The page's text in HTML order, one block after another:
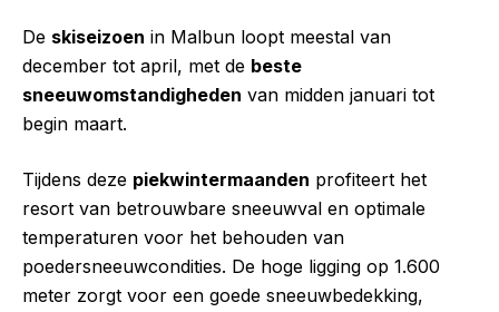
De skiseizoen in Malbun loopt meestal van
december tot april, met de beste
sneeuwomstandigheden van midden januari tot
begin maart.
Tijdens deze piekwintermaanden profiteert het
resort van betrouwbare sneeuwval en optimale
temperaturen voor het behouden van
poedersneeuwcondities. De hoge ligging op 1.600
meter zorgt voor een goede sneeuwbedekking,